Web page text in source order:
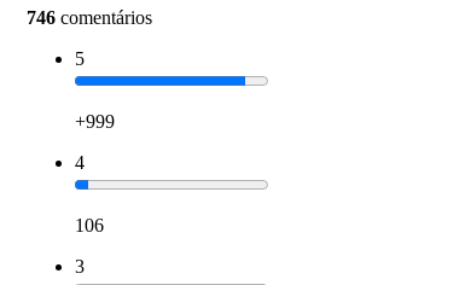
746 comentários
5
+999
4
106
3